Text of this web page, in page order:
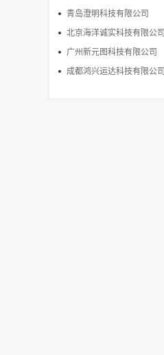
青岛澄明科技有限公司
北京海洋诚实科技有限公司
广州新元图科技有限公司
成都鸿兴运达科技有限公司